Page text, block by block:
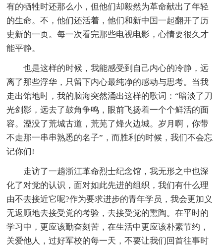
有的牺牲时还那么小，但他们却毅然为革命献出了年轻
的生命。不，他们还活着，他们和新中国一起翻开了历
史新的一页。每一次看完那些电视电影，心情要很久才
能平静。
也是这样的时候，我能感受到自己内心的冷静，远
离了那些浮华，只留下内心最纯净的感动与思考。当我
走出馆地时，我的脑海突然涌出这样的歌词：“暗淡了刀
光剑影，远去了鼓角争鸣，眼前飞扬着一个个鲜活的面
容。湮没了荒城古道，荒芜了烽火边城。岁月啊，你带
不走那一串串熟悉的名子”，而胜利的时候，我们不会忘
记你们!
走访了一趟浙江革命烈士纪念馆，我无形之中也深
化了对党的认识，面对如此先进的组织，我们有什么理
由不去接近它呢?作为要求进步的青年学员，我会更加义
无返顾地去接受党的考验，去接受党的熏陶。在平时的
学习中，更应该勤奋刻苦，在生活中更应该朴素节约，
关爱他人，过好军校的每一天，不要让我们回首往事时